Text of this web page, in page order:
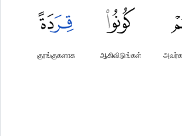
ஆகிவிடுங்கள்
குரங்குகளாக